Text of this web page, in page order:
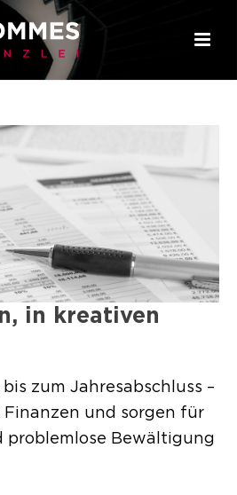
in kreativen
zum Jahresabschluss –
und sorgen für
problemlose Bewältigung